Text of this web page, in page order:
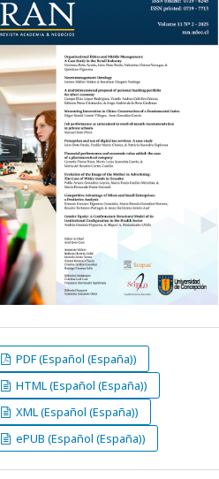
PDF (Español (España))
HTML (Español (España))
XML (Español (España))
ePUB (Español (España))